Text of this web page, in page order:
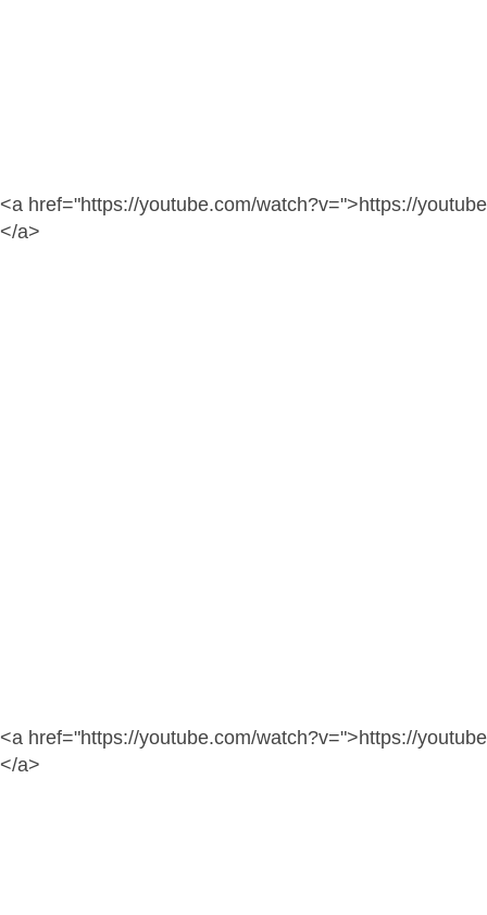
<a href="https://youtube.com/watch?v=">https://
</a>
<a href="https://youtube.com/watch?v=">https://
</a>